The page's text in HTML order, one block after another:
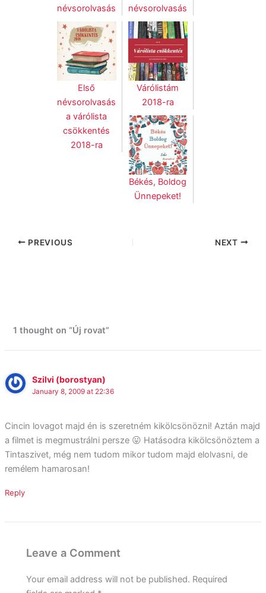
névsorolvasás
névsorolvasás
Első
névsorolvasás
a várólista
csökkentés
2018-ra
Várólistám
2018-ra
Békés, Boldog
Ünnepeket!
PREVIOUS NEXT
1 thought on “Új rovat”
Szilvi (borostyan)
January 8, 2009 at 22:36
Cincin lovagot majd én is szeretném kikölcsönözni! Aztán majd
a filmet is megmustrálni persze 😛 Hatásodra kikölcsönöztem a
Tintaszivet, még nem tudom mikor tudom majd elolvasni, de
remélem hamarosan!
Reply
Leave a Comment
Your email address will not be published. Required